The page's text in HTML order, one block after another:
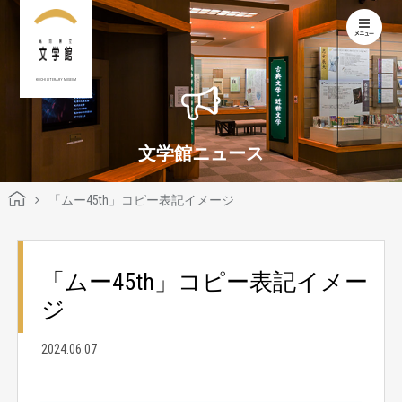
KOCHI LITERARY MUSEUM
文学館ニュース
「ムー45th」コピー表記イメージ
「ムー45th」コピー表記イメー
ジ
2024.06.07